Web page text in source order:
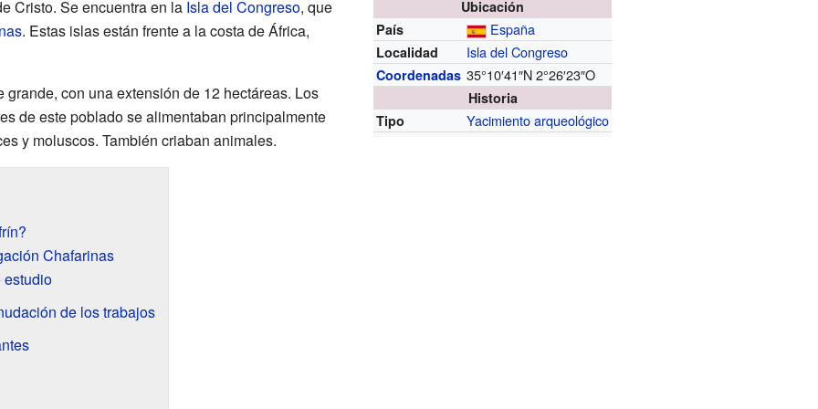
Ubicación
País
España
Localidad Isla del Congreso
Coordenadas 35°10′41″N 2°26′23″O
Historia
Tipo
Yacimiento arqueológico
Cristo. Se encuentra en la Isla del Congreso, que
. Estas islas están frente a la costa de África,
con una extensión de 12 hectáreas. Los
de este poblado se alimentaban principalmente
y moluscos. También criaban animales.
Chafarinas
estudio
de los trabajos